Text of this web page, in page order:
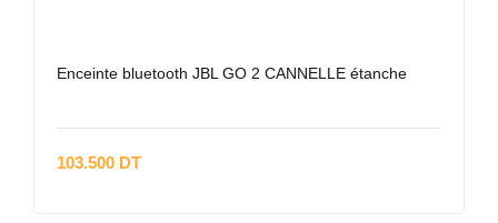
Enceinte bluetooth JBL GO 2 CANNELLE étanche
103.500 DT